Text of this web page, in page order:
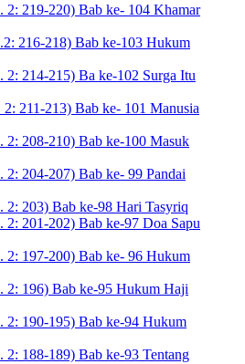
2: 219-220) Bab ke- 104 Khamar
216-218) Bab ke-103 Hukum
2: 214-215) Ba ke-102 Surga Itu
211-213) Bab ke- 101 Manusia
2: 208-210) Bab ke-100 Masuk
204-207) Bab ke- 99 Pandai
2: 203) Bab ke-98 Hari Tasyriq
2: 201-202) Bab ke-97 Doa Sapu
2: 197-200) Bab ke- 96 Hukum
2: 196) Bab ke-95 Hukum Haji
2: 190-195) Bab ke-94 Hukum
2: 188-189) Bab ke-93 Tentang